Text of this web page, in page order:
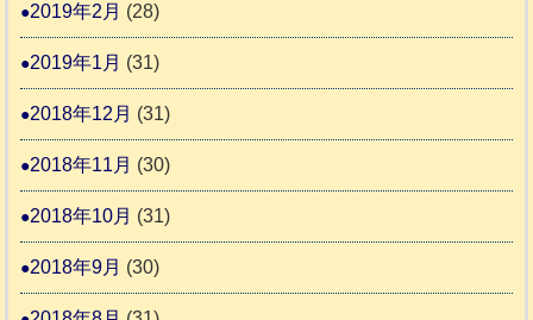
2019年2月 (28)
2019年1月 (31)
2018年12月 (31)
2018年11月 (30)
2018年10月 (31)
2018年9月 (30)